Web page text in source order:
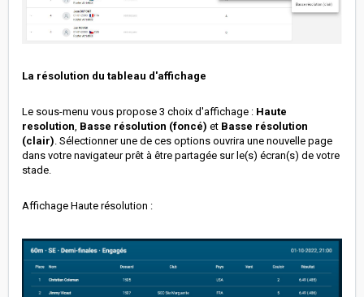
La résolution du tableau d'affichage
Le sous-menu vous propose 3 choix d'affichage : Haute
resolution Basse résolution (foncé) et Basse résolution
(clair) . Sélectionner une de ces options ouvrira une nouvelle page
dans votre navigateur prêt à être partagée sur le(s) écran(s) de votre
stade.
Affichage Haute résolution :